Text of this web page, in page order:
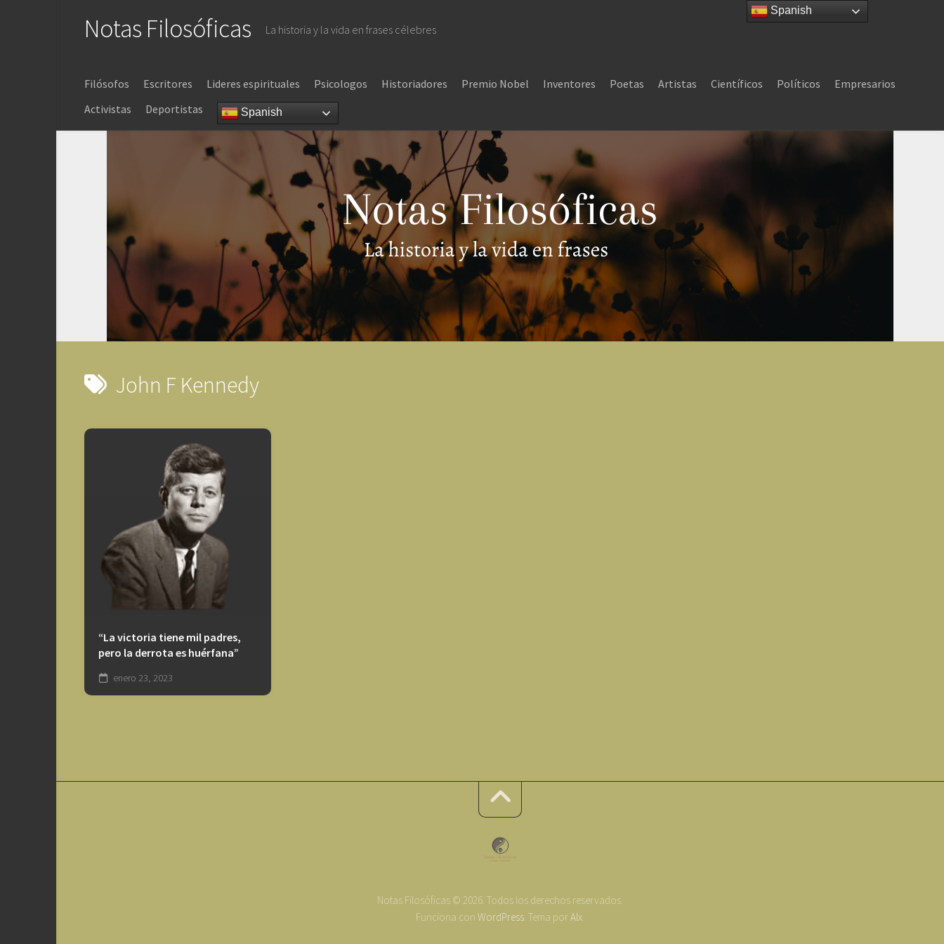
Notas Filosóficas La historia y la vida en frases célebres
Filósofos Escritores Lideres espirituales Psicologos Historiadores Premio Nobel Inventores Poetas Artistas Científicos Políticos
Empresarios
Activistas
Deportistas Spanish
John F Kennedy
“La victoria tiene mil padres,
pero la derrota es huérfana”
enero 23, 2023
Notas Filosóficas © 2026. Todos los derechos reservados.
Funciona con WordPress. Tema porAlx.
Spanish